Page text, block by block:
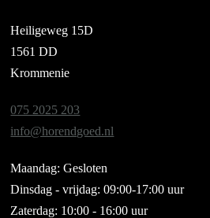
Heiligeweg 15D
1561 DD
Krommenie
075 2025 203
info@horendgoed.nl
Maandag: Gesloten
Dinsdag - vrijdag: 09:00-17:00 uur
Zaterdag: 10:00 - 16:00 uur